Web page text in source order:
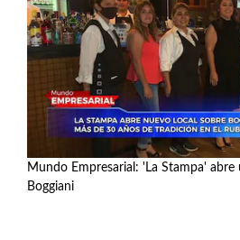
Mundo Empresarial: 'La Stampa'
Boggiani